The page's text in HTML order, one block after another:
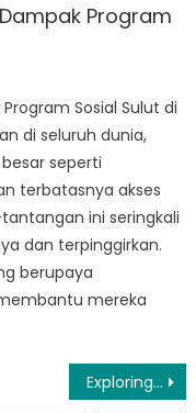
Program
Sosial Sulut di
di seluruh dunia,
seperti
terbatasnya akses
ini seringkali
dan terpinggirkan.
berupaya
mereka
Exploring the Challenges and Successes of Informasi Bansos Sulut